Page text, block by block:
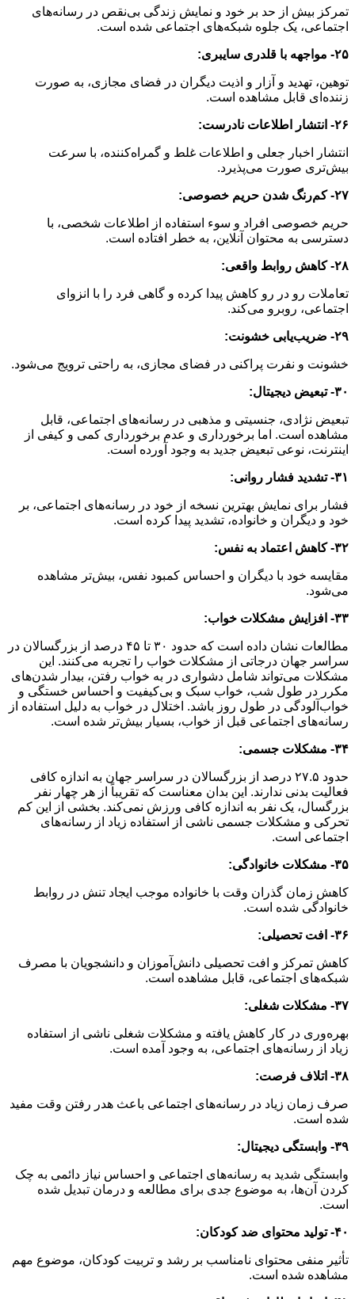
تمرکز بیش از حد بر خود و نمایش زندگی بی‌نقص در رسانه‌های
اجتماعی، یک جلوه شبکه‌های اجتماعی شده است.
۲۵- مواجهه با قلدری سایبری:
توهین، تهدید و آزار و اذیت دیگران در فضای مجازی، به صورت
زننده‌ای قابل مشاهده است.
۲۶- انتشار اطلاعات نادرست:
انتشار اخبار جعلی و اطلاعات غلط و گمراه‌کننده، با سرعت
بیش‌تری صورت می‌پذیرد.
۲۷- کم‌رنگ شدن حریم خصوصی:
حریم خصوصی افراد و سوء استفاده از اطلاعات شخصی، با
دسترسی به محتوان آنلاین، به خطر افتاده است.
۲۸- کاهش روابط واقعی:
تعاملات رو در رو کاهش پیدا کرده و گاهی فرد را با انزوای
اجتماعی، روبرو می‌کند.
۲۹- ضریب‌یابی خشونت:
خشونت و نفرت پراکنی در فضای مجازی، به راحتی ترویج می‌شود.
۳۰- تبعیض دیجیتال:
تبعیض نژادی، جنسیتی و مذهبی در رسانه‌های اجتماعی، قابل
مشاهده است. اما برخورداری و عدم برخورداری کمی و کیفی از
اینترنت، نوعی تبعیض جدید به وجود آورده است.
۳۱- تشدید فشار روانی:
فشار برای نمایش بهترین نسخه از خود در رسانه‌های اجتماعی، بر
خود و دیگران و خانواده، تشدید پیدا کرده است.
۳۲- کاهش اعتماد به نفس:
مقایسه خود با دیگران و احساس کمبود نفس، بیش‌تر مشاهده
می‌شود.
۳۳- افزایش مشکلات خواب:
مطالعات نشان داده است که حدود ۳۰ تا ۴۵ درصد از بزرگسالان در
سراسر جهان درجاتی از مشکلات خواب را تجربه می‌کنند. این
مشکلات می‌تواند شامل دشواری در به خواب رفتن، بیدار شدن‌های
مکرر در طول شب، خواب سبک و بی‌کیفیت و احساس خستگی و
خواب‌آلودگی در طول روز باشد. اختلال در خواب به دلیل استفاده از
رسانه‌های اجتماعی قبل از خواب، بسیار بیش‌تر شده است.
۳۴- مشکلات جسمی:
حدود ۲۷.۵ درصد از بزرگسالان در سراسر جهان به اندازه کافی
فعالیت بدنی ندارند. این بدان معناست که تقریباً از هر چهار نفر
بزرگسال، یک نفر به اندازه کافی ورزش نمی‌کند. بخشی از این کم
تحرکی و مشکلات جسمی ناشی از استفاده زیاد از رسانه‌های
اجتماعی است.
۳۵- مشکلات خانوادگی:
کاهش زمان گذران وقت با خانواده موجب ایجاد تنش در روابط
خانوادگی شده است.
۳۶- افت تحصیلی:
کاهش تمرکز و افت تحصیلی دانش‌آموزان و دانشجویان با مصرف
شبکه‌های اجتماعی، قابل مشاهده است.
۳۷- مشکلات شغلی:
بهره‌وری در کار کاهش یافته و مشکلات شغلی ناشی از استفاده
زیاد از رسانه‌های اجتماعی، به وجود آمده است.
۳۸- اتلاف فرصت:
صرف زمان زیاد در رسانه‌های اجتماعی باعث هدر رفتن وقت مفید
شده است.
۳۹- وابستگی دیجیتال:
وابستگی شدید به رسانه‌های اجتماعی و احساس نیاز دائمی به چک
کردن آن‌ها، به موضوع جدی برای مطالعه و درمان تبدیل شده
است.
۴۰- تولید محتوای ضد کودکان:
تأثیر منفی محتوای نامناسب بر رشد و تربیت کودکان، موضوع مهم
مشاهده شده است.